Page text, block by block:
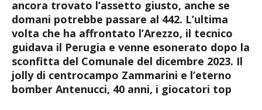
ancora trovato l’assetto giusto, anche se
domani potrebbe passare al 442. L’ultima
volta che ha affrontato l’Arezzo, il tecnico
guidava il Perugia e venne esonerato dopo la
sconfitta del Comunale del dicembre 2023. Il
jolly di centrocampo Zammarini e l’eterno
bomber Antenucci, 40 anni, i giocatori top